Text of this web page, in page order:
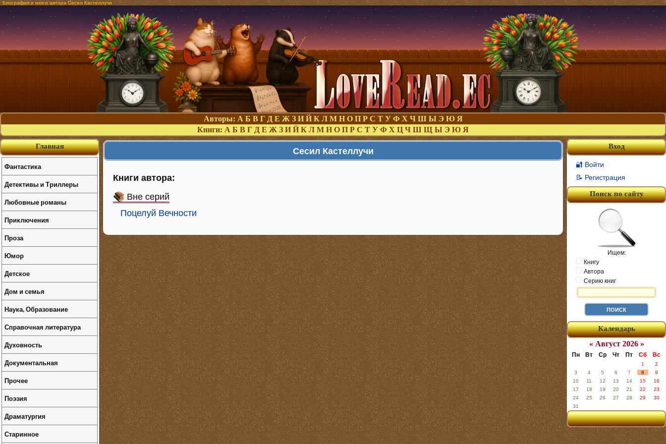
Биография и книги автора Сесил Кастеллучи
Авторы: А Б В Г Д Е Ж З И Й К Л М Н О П Р С Т У Ф Х Ч Ш Ы Э Ю Я
Книги: А Б В Г Д Е Ж З И Й К Л М Н О П Р С Т У Ф Х Ц Ч Ш Щ Ы Э Ю Я
Сесил Кастеллучи
Книги автора:
Вне серий
Поцелуй Вечности
Вход
🔐 Войти
📝 Регистрация
Поиск по сайту
Ищем:
Книгу
Автора
Серию книг
Календарь
« Август 2026 »
Пн Вт Ср Чт Пт Сб Вс
1
2
3
4 5 6 7 8
9
10
11 12 13 14 15
16
17
18 19 20 21 22
23
24
25 26 27 28 29
30
31
Главная
Фантастика
Детективы и Триллеры
Любовные романы
Приключения
Проза
Юмор
Детское
Дом и семья
Наука, Образование
Справочная литература
Духовность
Документальная
Прочее
Поэзия
Драматургия
Старинное